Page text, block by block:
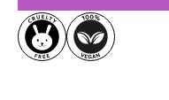
OFERTAS
OUTLET